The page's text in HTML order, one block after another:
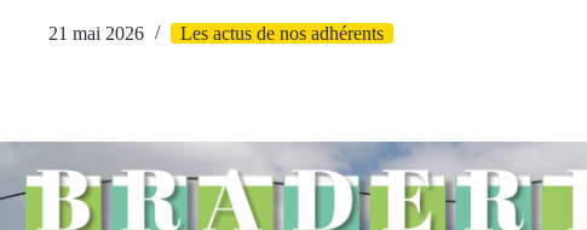
21 mai 2026 Les actus de nos adhérents